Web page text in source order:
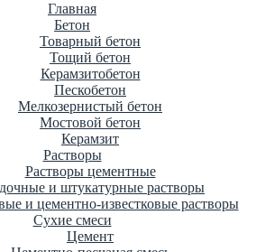
Главная
Бетон
Товарный бетон
Тощий бетон
Керамзитобетон
Пескобетон
Мелкозернистый бетон
Мостовой бетон
Керамзит
Растворы
Растворы цементные
и штукатурные растворы
и цементно-известковые растворы
Сухие смеси
Цемент